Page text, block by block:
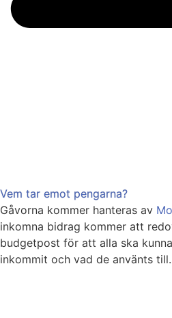
Vem tar emot pengarna?
Gåvorna kommer hanteras av
inkomna bidrag kommer att
budgetpost för att alla ska
inkommit och vad de använts till.